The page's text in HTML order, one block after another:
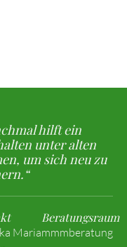
hilft ein
unter alten
um sich neu zu
Maria
Beratungsraum
mmmberatung